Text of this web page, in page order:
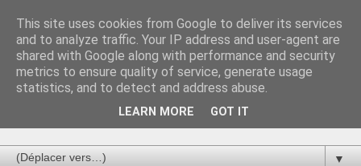
Au bistro !
La connerie étant le seul chemin susceptible de nous faire
entrevoir une parcelle de vérité, utilisons la par des moyens
de communication efficaces. Le temps qu'on remplisse nos
▼
This site uses cookies from Google to deliver its services
and to analyze traffic. Your IP address and user-agent are
shared with Google along with performance and security
metrics to ensure quality of service, generate usage
statistics, and to detect and address abuse.
LEARN MORE GOT IT